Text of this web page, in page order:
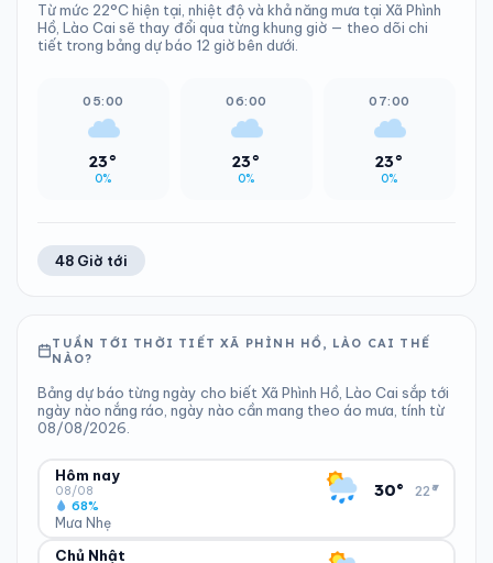
Từ mức 22°C hiện tại, nhiệt độ và khả năng mưa tại Xã Phình
Hồ, Lào Cai sẽ thay đổi qua từng khung giờ — theo dõi chi
tiết trong bảng dự báo 12 giờ bên dưới.
05:00
23°
0%
06:00
23°
0%
07:00
23°
0%
48 Giờ tới
TUẦN TỚI THỜI TIẾT XÃ PHÌNH HỒ, LÀO CAI THẾ
NÀO?
Bảng dự báo từng ngày cho biết Xã Phình Hồ, Lào Cai sắp tới
ngày nào nắng ráo, ngày nào cần mang theo áo mưa, tính từ
08/08/2026.
Hôm nay
08/08
Mưa Nhẹ
68%
30° 22°
▾
ĐỘ ẨM
Chủ Nhật